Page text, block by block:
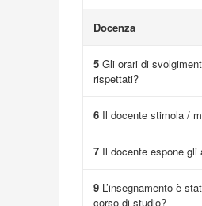
Docenza
5 Gli orari di
rispettati?
6 Il docente stimola /
7 Il docente espone gli
9 L’insegnamento è
corso di studio?